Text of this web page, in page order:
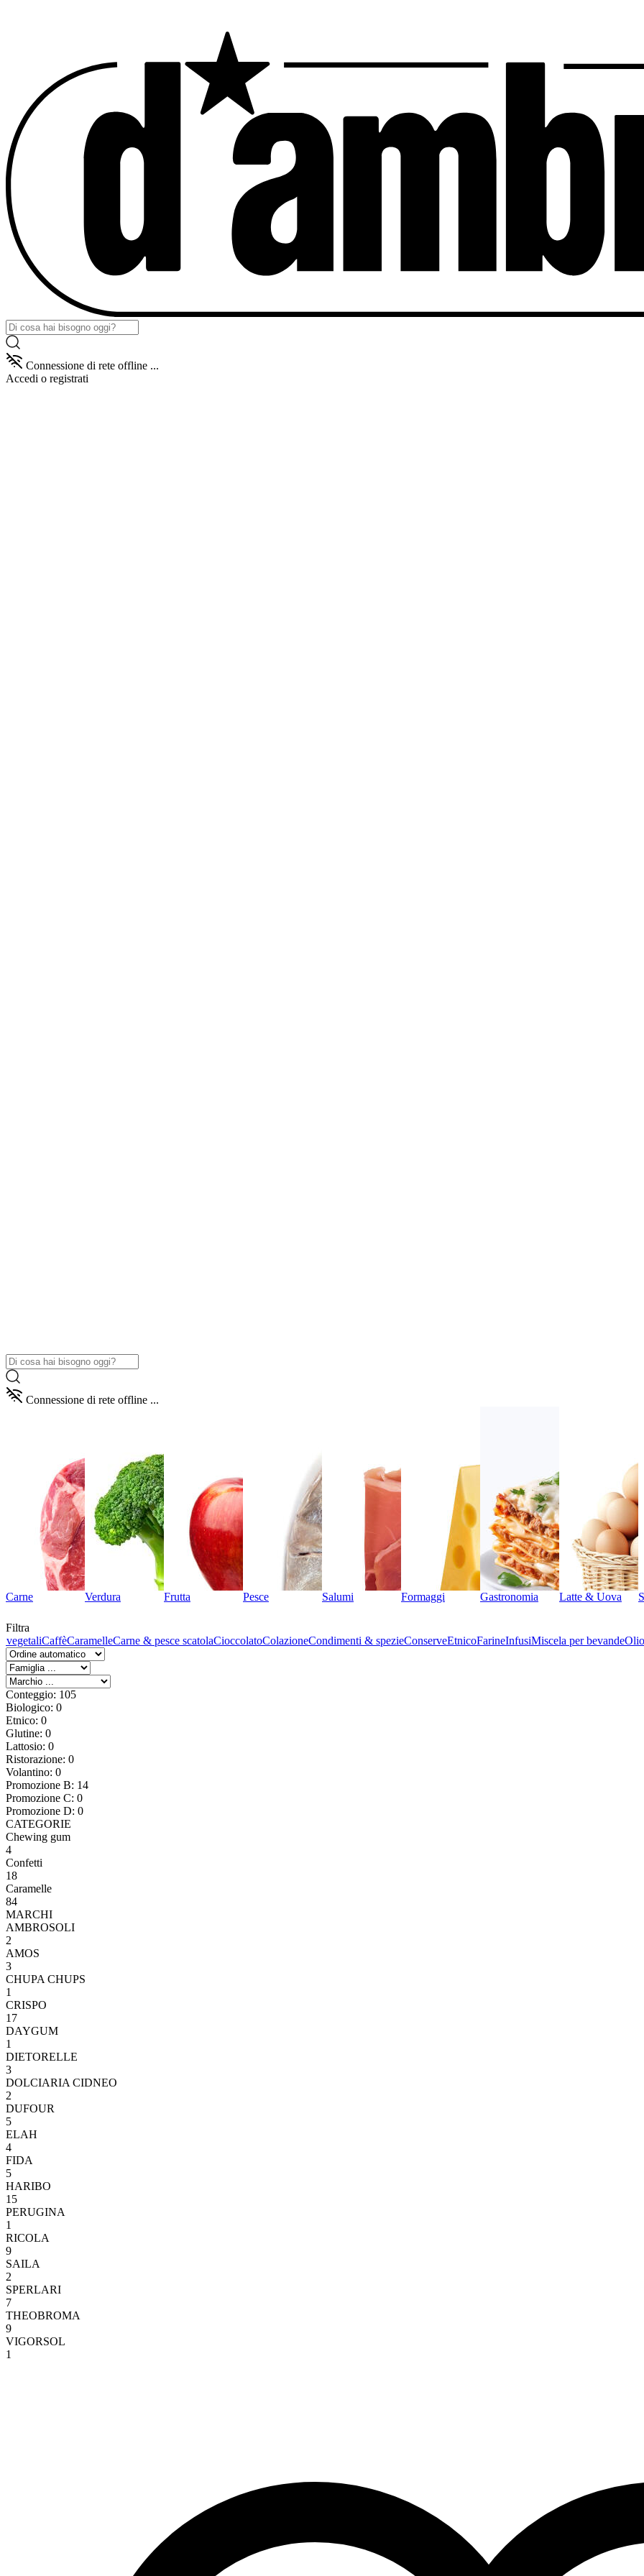
Connessione di rete offline ...
Accedi o registrati
Connessione di rete offline ...
Carne Verdura Frutta Pesce Salumi Formaggi Gastronomia Latte & Uova
Filtra
vegetaliCaffèCaramelleCarne & pesce scatolaCioccolatoColazioneCondimenti & spezieConserveEtnicoFarineInfusiMiscela per bevandeOlio
Conteggio: 105
Biologico: 0
Etnico: 0
Glutine: 0
Lattosio: 0
Ristorazione: 0
Volantino: 0
Promozione B: 14
Promozione C: 0
Promozione D: 0
CATEGORIE
Chewing gum
4
Confetti
18
Caramelle
84
MARCHI
AMBROSOLI
2
AMOS
3
CHUPA CHUPS
1
CRISPO
17
DAYGUM
1
DIETORELLE
3
DOLCIARIA CIDNEO
2
DUFOUR
5
ELAH
4
FIDA
5
HARIBO
15
PERUGINA
1
RICOLA
9
SAILA
2
SPERLARI
7
THEOBROMA
9
VIGORSOL
1